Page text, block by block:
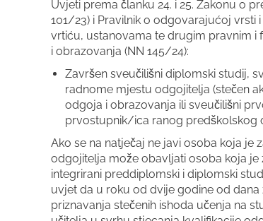
Uvjeti prema članku 24. i 25. Zakonu o
101/23) i Pravilnik o odgovarajućoj
vrtiću, ustanovama te drugim pravnim
i obrazovanja (NN 145/24):
Završen sveučilišni diplomski studij,
radnome mjestu odgojitelja (stečen
odgoja i obrazovanja ili sveučilišni
prvostupnik/ica ranog predškolskog
Ako se na natječaj ne javi osoba koja
odgojitelja može obavljati osoba koja je
integrirani preddiplomski i diplomski
uvjet da u roku od dvije godine od
priznavanja stečenih ishoda učenja na